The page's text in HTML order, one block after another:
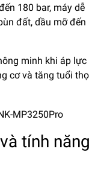
180 bar, máy dễ
đất, dầu mỡ đến
minh khi áp lực
cơ và tăng tuổi thọ
tính năng